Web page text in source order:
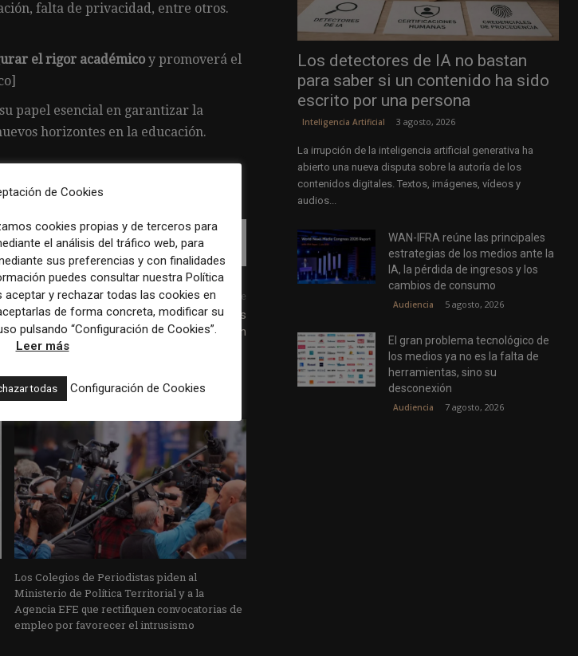
falta de privacidad, entre otros.
el rigor académico y promoverá el
papel esencial en garantizar la
horizontes en la educación.
centrada en el papel de sus lectores
Artículo siguiente
guía sobre uso de la IA destinada a editores
de medios de comunicación
Los Colegios de Periodistas piden al
Ministerio de Política Territorial y a la
Agencia EFE que rectifiquen convocatorias de
empleo por favorecer el intrusismo
Los detectores de IA no bastan
para saber si un contenido ha sido
escrito por una persona
Inteligencia Artificial 3 agosto, 2026
La irrupción de la inteligencia artificial generativa ha
abierto una nueva disputa sobre la autoría de los
contenidos digitales. Textos, imágenes, vídeos y
audios...
WAN-IFRA reúne las principales
estrategias de los medios ante la
IA, la pérdida de ingresos y los
cambios de consumo
Audiencia 5 agosto, 2026
El gran problema tecnológico de
los medios ya no es la falta de
herramientas, sino su
desconexión
Audiencia 7 agosto, 2026
de Cookies
cookies propias y de terceros para
el análisis del tráfico web, para
sus preferencias y con finalidades
puedes consultar nuestra Política
aceptar y rechazar todas las cookies en
de forma concreta, modificar su
pulsando “Configuración de Cookies”.
Leer más
todas Configuración de Cookies